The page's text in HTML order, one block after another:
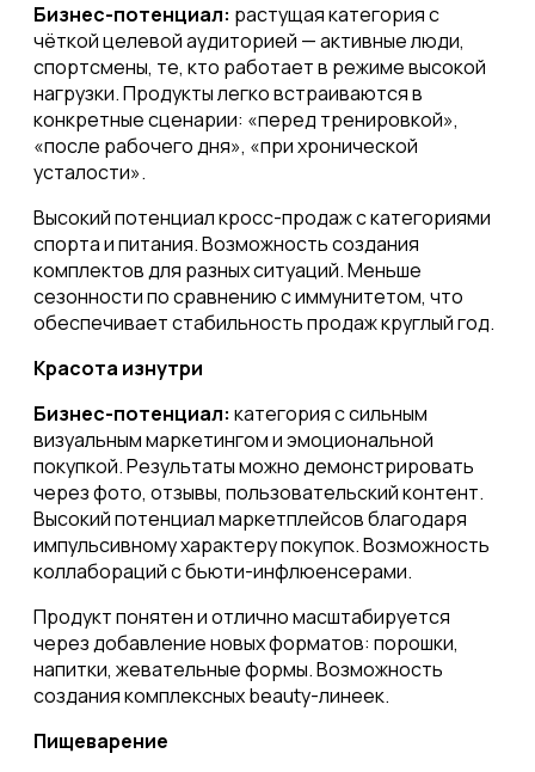
Бизнес-потенциал: растущая категория с
чёткой целевой аудиторией — активные люди,
спортсмены, те, кто работает в режиме высокой
нагрузки. Продукты легко встраиваются в
конкретные сценарии: «перед тренировкой»,
«после рабочего дня», «при хронической
усталости».
Высокий потенциал кросс-продаж с категориями
спорта и питания. Возможность создания
комплектов для разных ситуаций. Меньше
сезонности по сравнению с иммунитетом, что
обеспечивает стабильность продаж круглый год.
Красота изнутри
Бизнес-потенциал: категория с сильным
визуальным маркетингом и эмоциональной
покупкой. Результаты можно демонстрировать
через фото, отзывы, пользовательский контент.
Высокий потенциал маркетплейсов благодаря
импульсивному характеру покупок. Возможность
коллабораций с бьюти-инфлюенсерами.
Продукт понятен и отлично масштабируется
через добавление новых форматов: порошки,
напитки, жевательные формы. Возможность
создания комплексных beauty-линеек.
Пищеварение